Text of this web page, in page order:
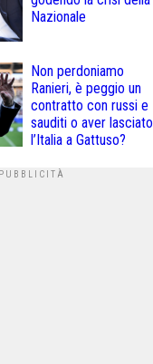
Nazionale
Non perdoniamo
Ranieri, è peggio un
contratto con russi e
sauditi o aver lasciato
l’Italia a Gattuso?